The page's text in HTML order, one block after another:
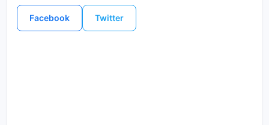
Facebook Twitter